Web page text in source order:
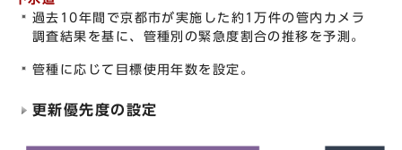
過去10年間で京都市が実施した約1万件の管内カメラ
調査結果を基に、管種別の緊急度割合の推移を予測。
管種に応じて目標使用年数を設定。
更新優先度の設定